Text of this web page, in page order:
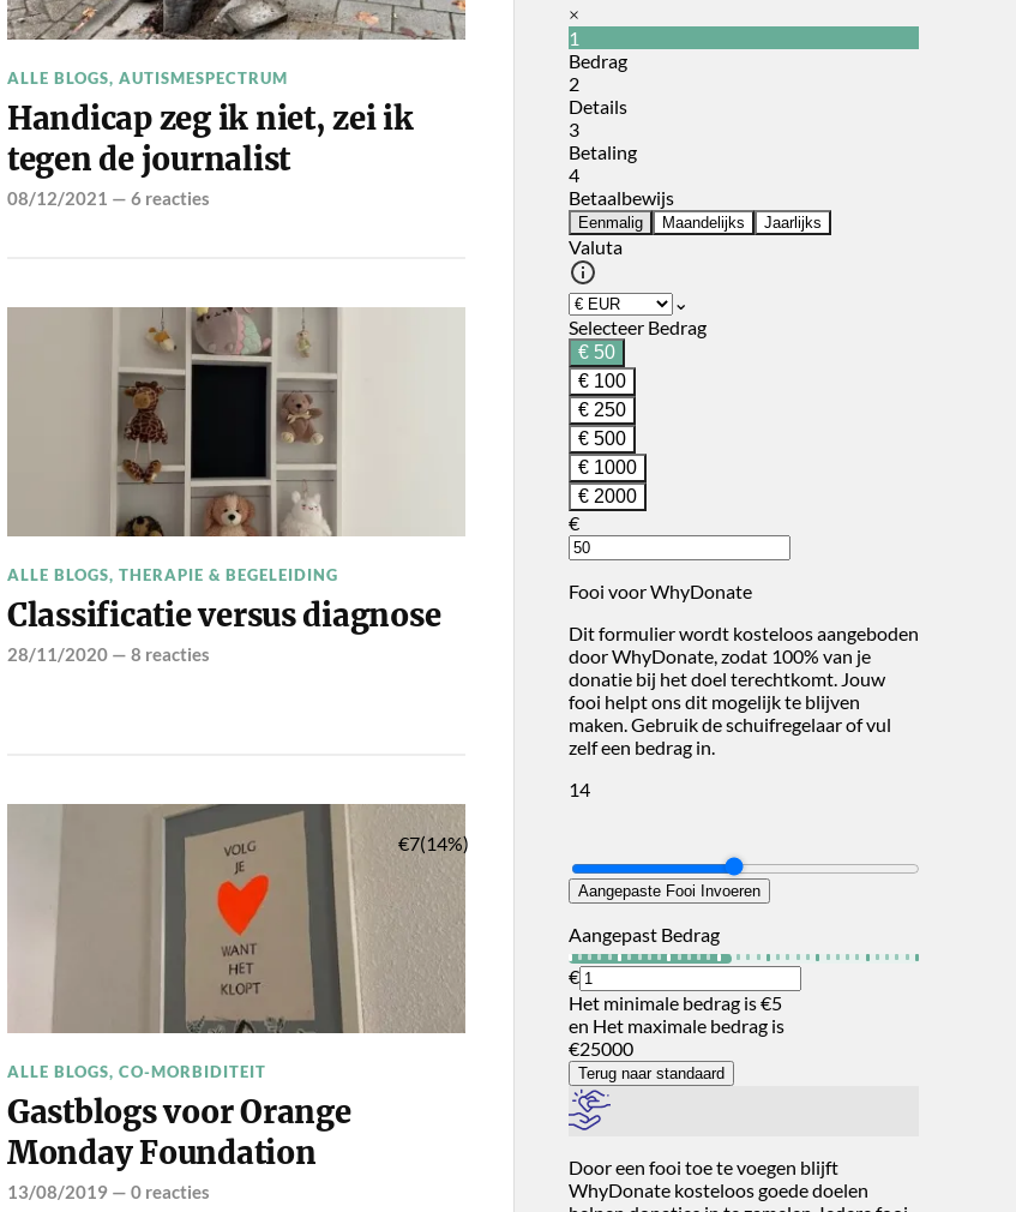
ALLE BLOGS, AUTISMESPECTRUM
Handicap zeg ik niet, zei ik
tegen de journalist
08/12/2021 — 6 reacties
ALLE BLOGS, THERAPIE & BEGELEIDING
Classificatie versus diagnose
28/11/2020— 8 reacties
ALLE BLOGS, CO-MORBIDITEIT
Gastblogs voor Orange
Monday Foundation
13/08/2019— 0 reacties